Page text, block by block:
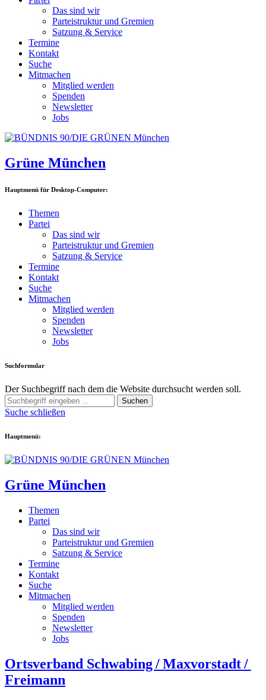
Das sind wir
Parteistruktur und Gremien
Satzung & Service
Termine
Kontakt
Suche
Mitmachen
Mitglied werden
Spenden
Newsletter
Jobs
Grüne München
Hauptmenü für Desktop-Computer:
Themen
Partei
Das sind wir
Parteistruktur und Gremien
Satzung & Service
Termine
Kontakt
Suche
Mitmachen
Mitglied werden
Spenden
Newsletter
Jobs
Suchformular
Der Suchbegriff nach dem die Website durchsucht werden soll.
Suchen
Suche schließen
Hauptmenü:
Grüne München
Themen
Partei
Das sind wir
Parteistruktur und Gremien
Satzung & Service
Termine
Kontakt
Suche
Mitmachen
Mitglied werden
Spenden
Newsletter
Jobs
Ortsverband Schwabing / Maxvorstadt ⁠/
Freimann